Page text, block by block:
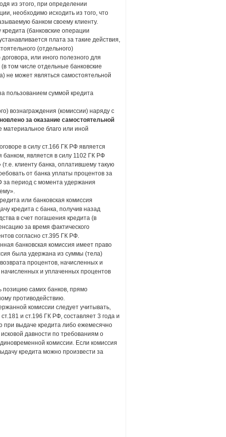
из этого, при определении
необходимо исходить из того, что
банком своему клиенту.
(банковские операции
плата за такие действия,
(отдельного)
или иного полезного для
том числе отдельные банковские
не может являться самостоятельной
пользованием суммой кредита
вознаграждения (комиссии) наряду с
за оказание самостоятельной
материальное благо или иной
в силу ст.166 ГК РФ является
является в силу 1102 ГК РФ
(т.е. клиенту банка, оплатившему такую
от банка уплаты процентов за
за период с момента удержания
или банковская комиссия
кредита с банка, получив назад
в счет погашения кредита (в
за время фактического
согласно ст.395 ГК РФ.
банковская комиссия имеет право
была удержана из суммы (тела)
процентов, начисленных и
и уплаченных процентов
позицию самих банков, прямо
противодействию.
комиссии следует учитывать,
и ст.196 ГК РФ, составляет 3 года и
при выдаче кредита либо ежемесячно
давности по требованиям о
комиссии. Если комиссия
кредита можно произвести за